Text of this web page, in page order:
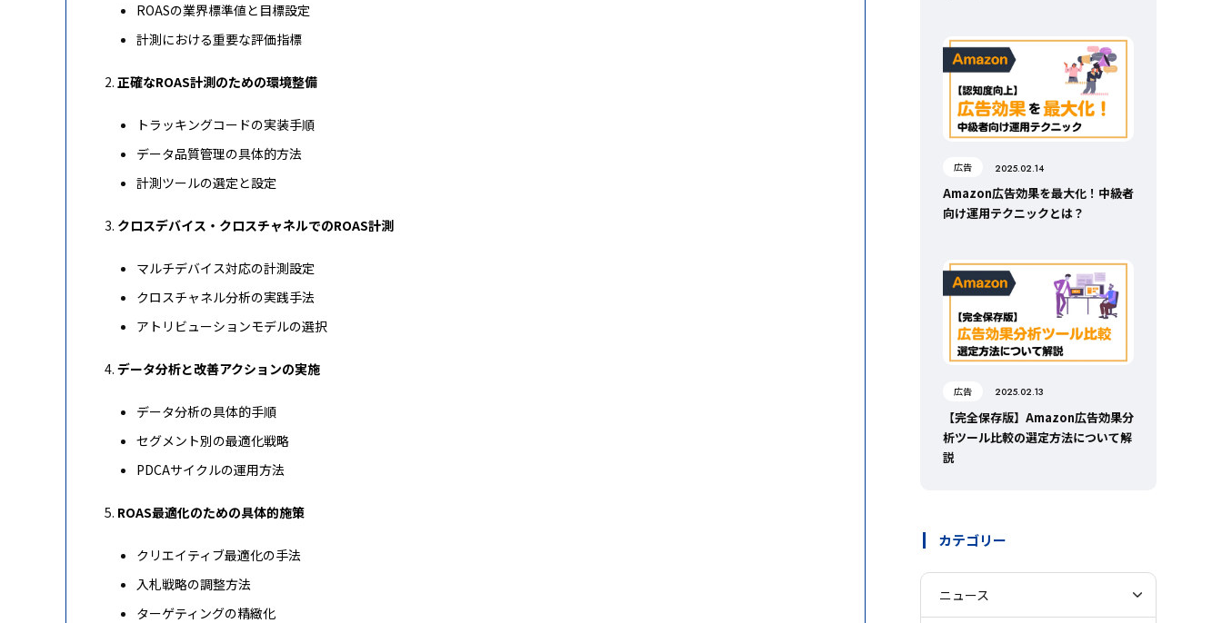
ROASの業界標準値と目標設定
計測における重要な評価指標
正確なROAS計測のための環境整備
トラッキングコードの実装手順
データ品質管理の具体的方法
計測ツールの選定と設定
クロスデバイス・クロスチャネルでのROAS計測
マルチデバイス対応の計測設定
クロスチャネル分析の実践手法
アトリビューションモデルの選択
データ分析と改善アクションの実施
データ分析の具体的手順
セグメント別の最適化戦略
PDCAサイクルの運用方法
ROAS最適化のための具体的施策
クリエイティブ最適化の手法
入札戦略の調整方法
ターゲティングの精緻化
広告 2025.02.14
Amazon広告効果を最大化！中級者
向け運用テクニックとは？
広告 2025.02.13
【完全保存版】Amazon広告効果分
析ツール比較の選定方法について解
説
カテゴリー
ニュース